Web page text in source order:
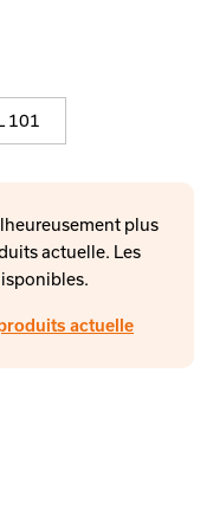
101
plus
actuelle. Les
actuelle